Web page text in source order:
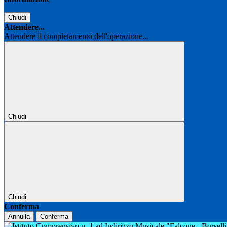
Chiudi
Attendere...
Attendere il completamento dell'operazione...
Chiudi
Chiudi
Conferma
Annulla Conferma